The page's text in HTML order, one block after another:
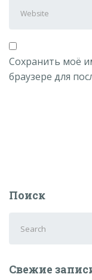
Сохранить моё
браузере для
Поиск
for:
Свежие